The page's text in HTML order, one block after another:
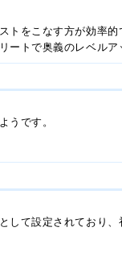
トをこなす方が効率的
ートで奥義のレベル
ようです。
として設定されており